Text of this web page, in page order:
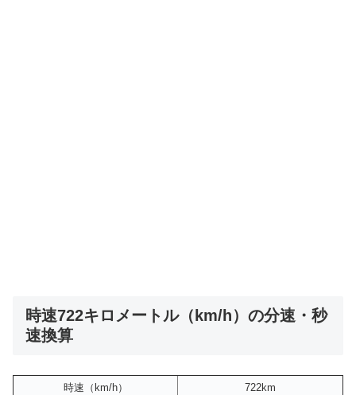
時速722キロメートル（km/h）の分速・秒
速換算
時速（km/h）
722km